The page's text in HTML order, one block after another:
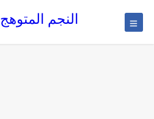
النجم المتوهج The glowing star